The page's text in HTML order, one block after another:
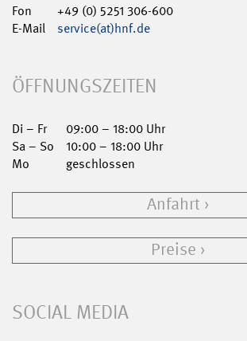
Fon
+49 (0) 5251 306-600
E-Mail
service(at)hnf.de
ÖFFNUNGSZEITEN
Di – Fr
09:00 – 18:00 Uhr
Sa – So
10:00 – 18:00 Uhr
Mo
geschlossen
Anfahrt
Preise
SOCIAL MEDIA